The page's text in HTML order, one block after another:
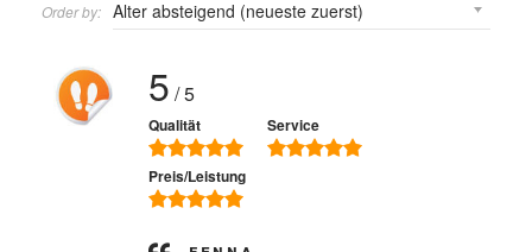
Order by:
5 / 5
Qualität Service
Preis/Leistung